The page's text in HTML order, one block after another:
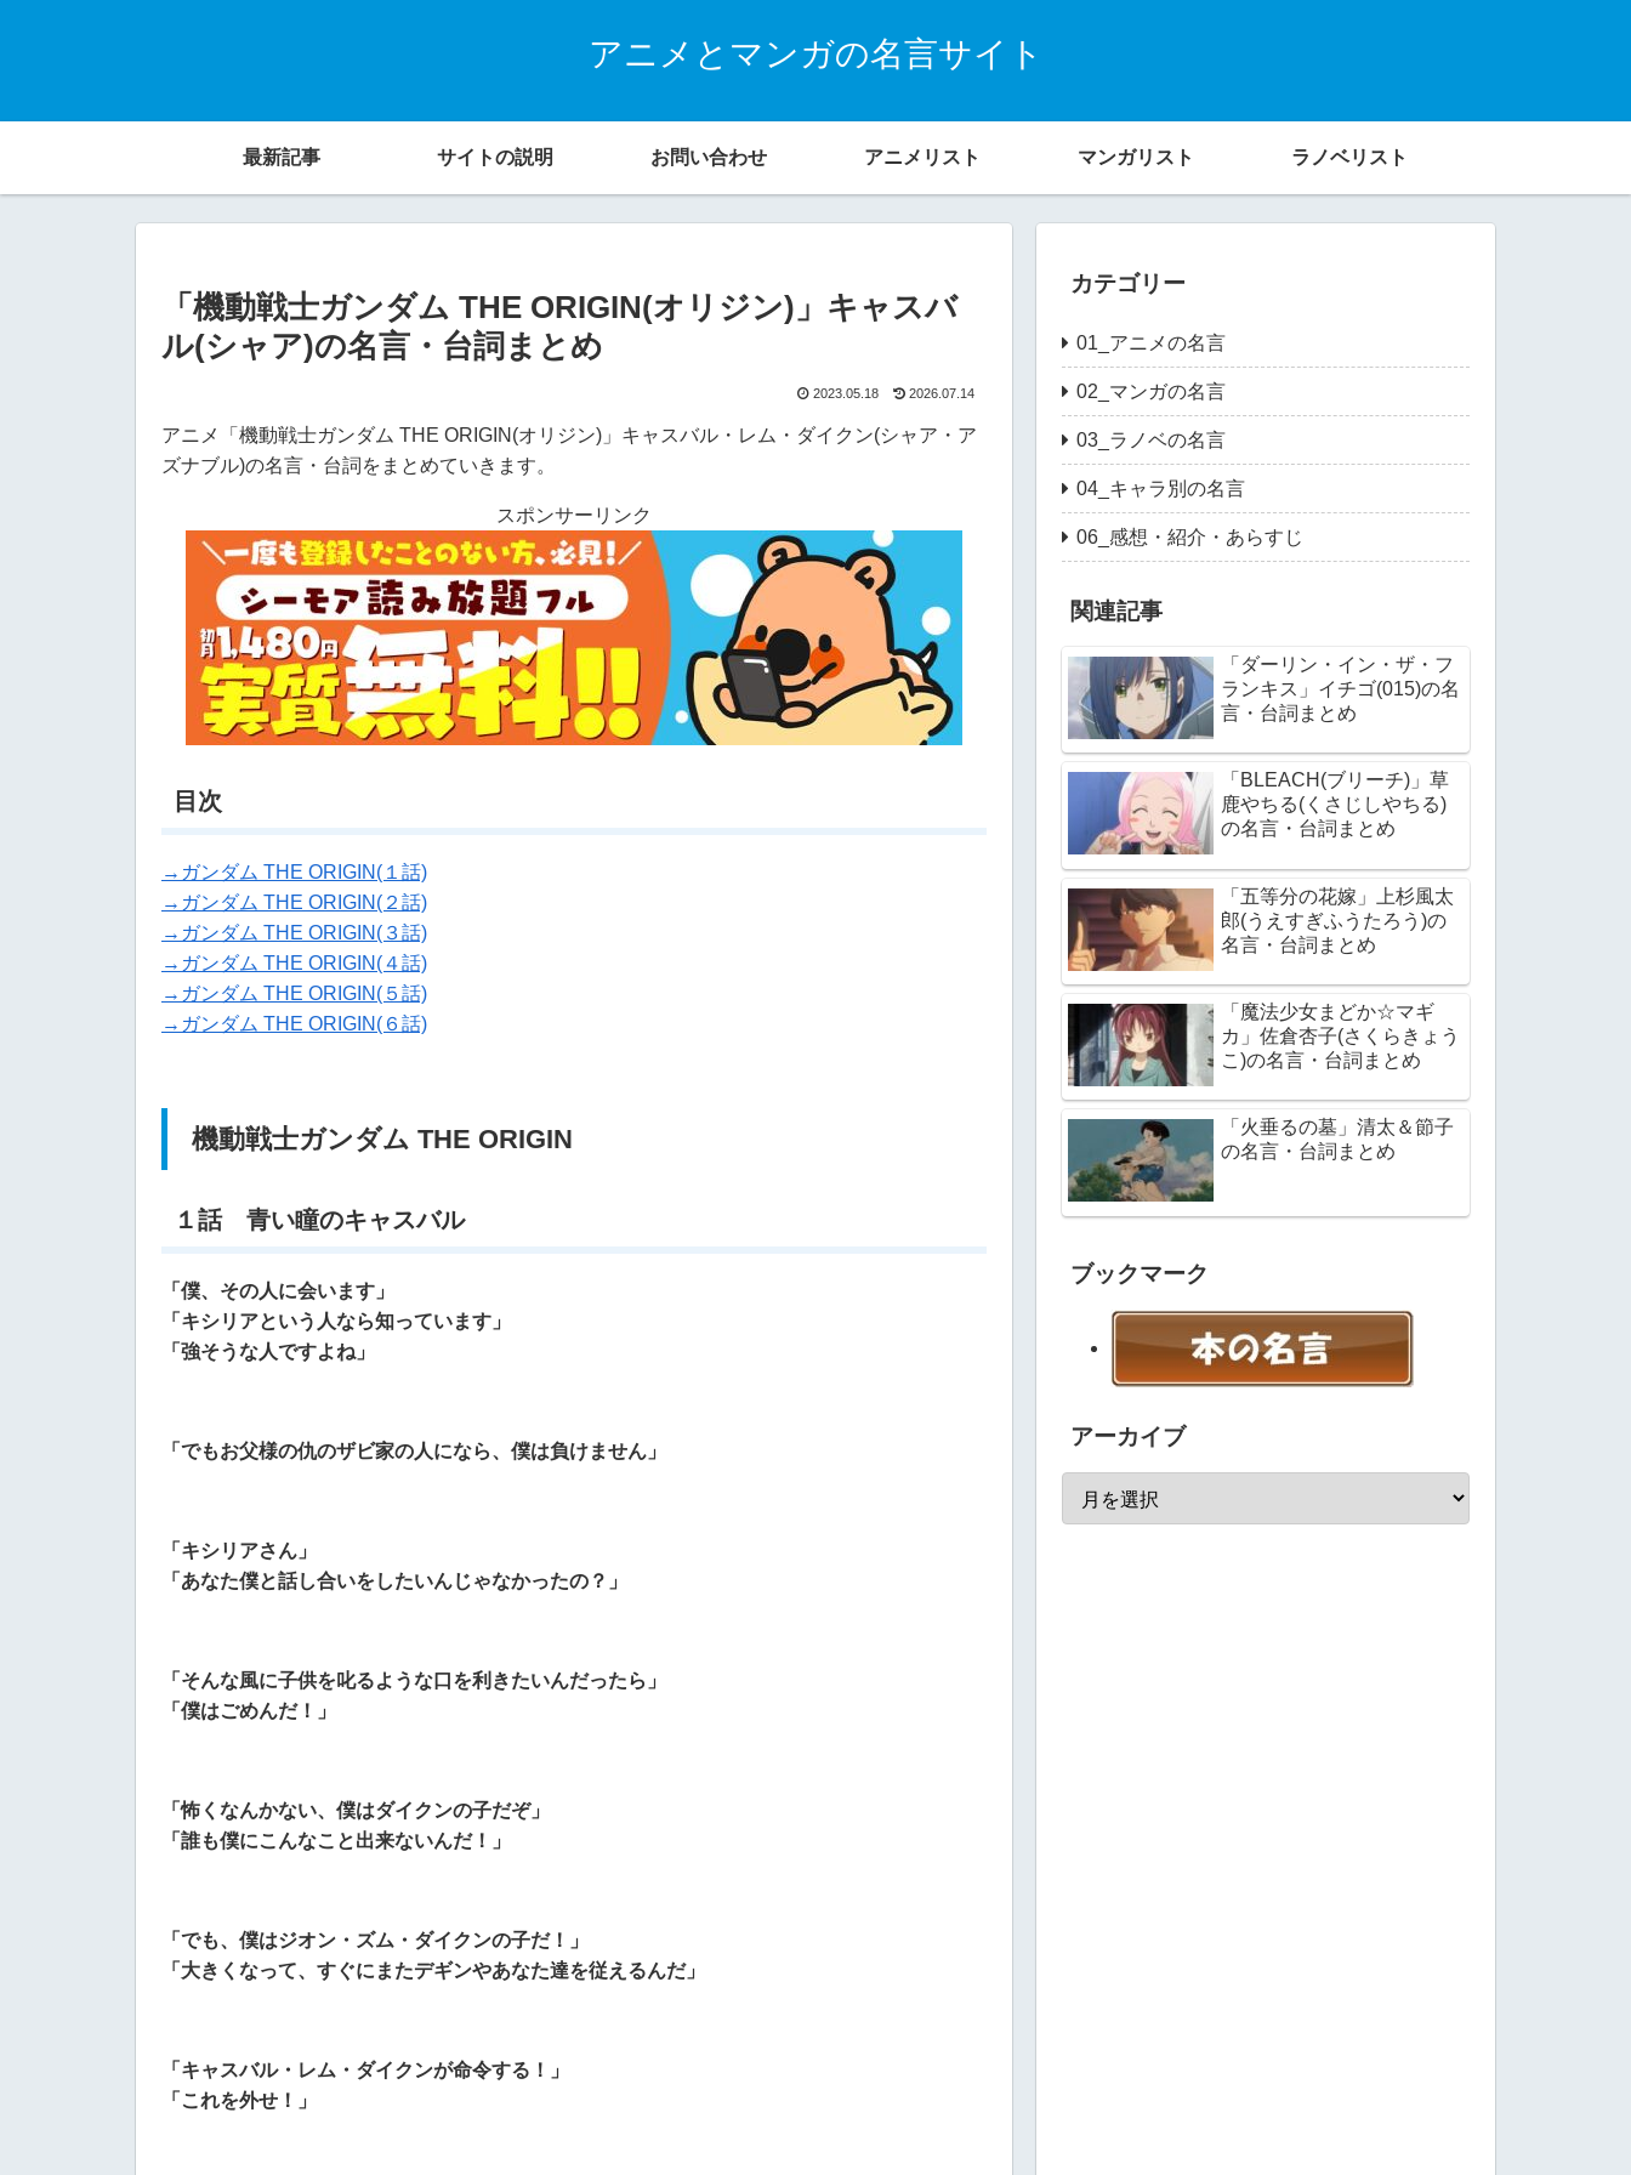
アニメとマンガの名言サイト
最新記事 サイトの説明 お問い合わせ アニメリスト マンガリスト ラノベリスト
「機動戦士ガンダム THE ORIGIN(オリジン)」キャスバ
ル(シャア)の名言・台詞まとめ
2023.05.18 2026.07.14
アニメ「機動戦士ガンダム THE ORIGIN(オリジン)」キャスバル・レム・ダイクン(シャア・ア
ズナブル)の名言・台詞をまとめていきます。
スポンサーリンク
目次
→ガンダム THE ORIGIN(１話)
→ガンダム THE ORIGIN(２話)
→ガンダム THE ORIGIN(３話)
→ガンダム THE ORIGIN(４話)
→ガンダム THE ORIGIN(５話)
→ガンダム THE ORIGIN(６話)
機動戦士ガンダム THE ORIGIN
１話 青い瞳のキャスバル
「僕、その人に会います」
「キシリアという人なら知っています」
「強そうな人ですよね」
「でもお父様の仇のザビ家の人になら、僕は負けません」
「キシリアさん」
「あなた僕と話し合いをしたいんじゃなかったの？」
「そんな風に子供を叱るような口を利きたいんだったら」
「僕はごめんだ！」
「怖くなんかない、僕はダイクンの子だぞ」
「誰も僕にこんなこと出来ないんだ！」
「でも、僕はジオン・ズム・ダイクンの子だ！」
「大きくなって、すぐにまたデギンやあなた達を従えるんだ」
「キャスバル・レム・ダイクンが命令する！」
「これを外せ！」
カテゴリー
01_アニメの名言
02_マンガの名言
03_ラノベの名言
04_キャラ別の名言
06_感想・紹介・あらすじ
関連記事
「ダーリン・イン・ザ・フ
ランキス」イチゴ(015)の名
言・台詞まとめ
「BLEACH(ブリーチ)」草
鹿やちる(くさじしやちる)
の名言・台詞まとめ
「五等分の花嫁」上杉風太
郎(うえすぎふうたろう)の
名言・台詞まとめ
「魔法少女まどか☆マギ
カ」佐倉杏子(さくらきょう
こ)の名言・台詞まとめ
「火垂るの墓」清太＆節子
の名言・台詞まとめ
ブックマーク
アーカイブ